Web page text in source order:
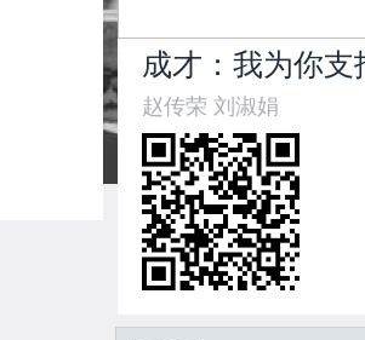
成才：我为你支
赵传荣 刘淑娟